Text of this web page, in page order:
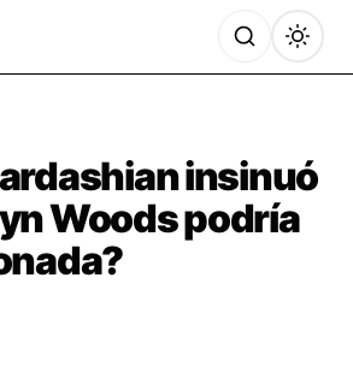
insinuó
Woods podría